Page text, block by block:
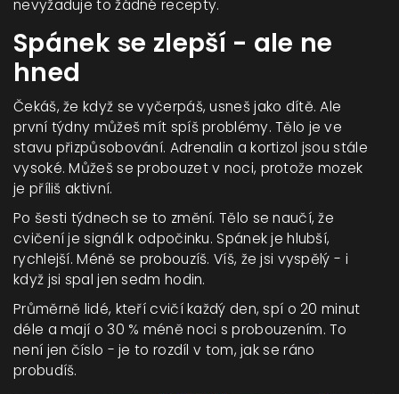
nevyžaduje to žádné recepty.
Spánek se zlepší - ale ne
hned
Čekáš, že když se vyčerpáš, usneš jako dítě. Ale
první týdny můžeš mít spíš problémy. Tělo je ve
stavu přizpůsobování. Adrenalin a kortizol jsou stále
vysoké. Můžeš se probouzet v noci, protože mozek
je příliš aktivní.
Po šesti týdnech se to změní. Tělo se naučí, že
cvičení je signál k odpočinku. Spánek je hlubší,
rychlejší. Méně se probouzíš. Víš, že jsi vyspělý - i
když jsi spal jen sedm hodin.
Průměrně lidé, kteří cvičí každý den, spí o 20 minut
déle a mají o 30 % méně noci s probouzením. To
není jen číslo - je to rozdíl v tom, jak se ráno
probudíš.